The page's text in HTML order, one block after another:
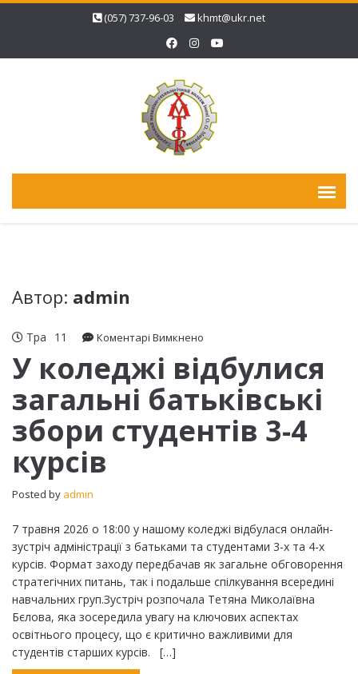
(057) 737-96-03 khmt@ukr.net
Автор: admin
Тра 11 Коментарі Вимкнено
коледжі
відбулися
загальні
батьківські
збори
У коледжі відбулися
загальні батьківські
збори студентів 3-4
курсів
Posted by admin
7 травня 2026 о 18:00 у нашому коледжі відбулася онлайн-
зустріч адміністрації з батьками та студентами 3-х та 4-х
курсів. Формат заходу передбачав як загальне обговорення
стратегічних питань, так і подальше спілкування всередині
навчальних груп.​Зустріч розпочала Тетяна Миколаївна
Бєлова, яка зосередила увагу на ключових аспектах
освітнього процесу, що є критично важливими для
студентів старших курсів. ​ […]